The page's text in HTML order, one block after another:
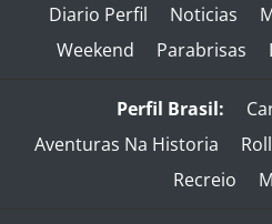
Diario Perfil Noticias
Weekend
Parabrisas
Perfil Brasil:
Aventuras Na Historia
Recreio